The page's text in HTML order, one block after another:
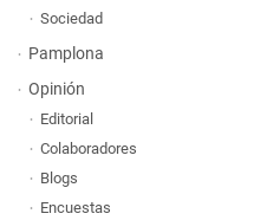
Sociedad
Pamplona
Opinión
Editorial
Colaboradores
Blogs
Encuestas